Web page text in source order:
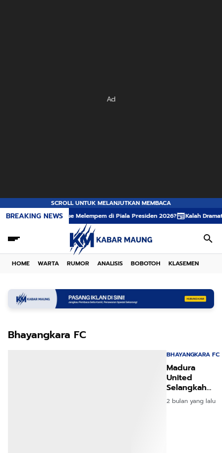
Ad
SCROLL UNTUK MELANJUTKAN MEMBACA
BREAKING NEWS
Ramon Tanque Melempem di Piala Presiden 2026? Kalah Dramatis,
HOME WARTA RUMOR ANALISIS BOBOTOH KLASEMEN
Bhayangkara FC
BHAYANGKARA FC
Madura
United
Selangkah
Lagi Aman!
Akankah
2 bulan yang lalu